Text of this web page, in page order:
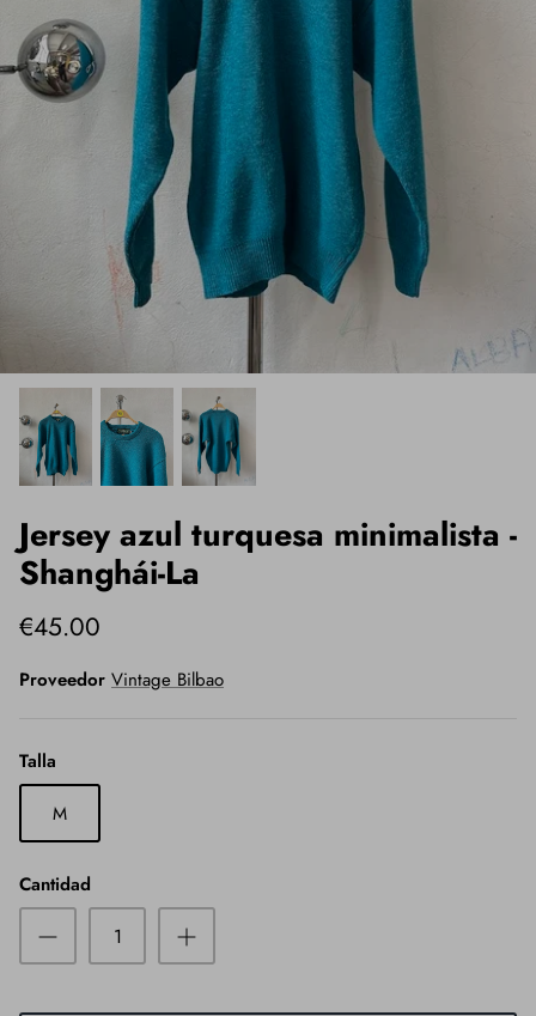
Ropa Deportiva
Gorras
Pantalones
Jersey azul turquesa minimalista -
Shanghái-La
€45.00
Proveedor Vintage Bilbao
Talla
M
Cantidad